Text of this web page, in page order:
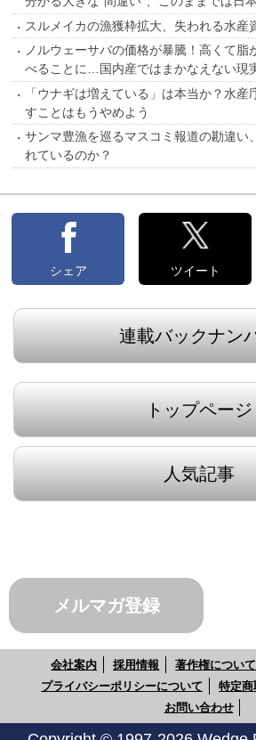
スルメイカの漁獲枠拡大、失われる水産
ノルウェーサバの価格が暴騰！高くて脂
べることに…国内産ではまかなえない現
「ウナギは増えている」は本当か？水
すことはもうやめよう
サンマ豊漁を巡るマスコミ報道の勘違い
れているのか？
シェア ツイート
連載バックナン
トップページ
人気記事
メルマガ登録
会社案内 採用情報 著作権について
プライバシーポリシーについて
特定商
お問い合わせ